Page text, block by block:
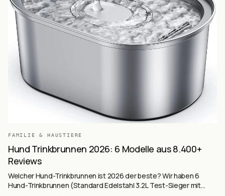
FAMILIE & HAUSTIERE
Hund Trinkbrunnen 2026: 6 Modelle aus 8.400+
Reviews
Welcher Hund-Trinkbrunnen ist 2026 der beste? Wir haben 6
Hund-Trinkbrunnen (Standard Edelstahl 3.2L Test-Sieger mit